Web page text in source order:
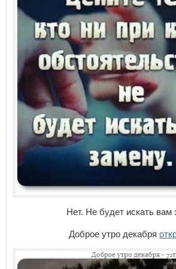
Нет. Не будет искать вам
Доброе утро декабря